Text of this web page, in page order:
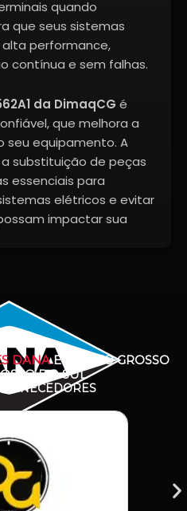
quando
que seus sistemas
performance,
contínua e sem falhas.
da DimaqCG é
que melhora a
seu equipamento. A
substituição de peças
essenciais para
elétricos e evitar
impactar sua
DANAEM MATO GROSSO
DO SUL